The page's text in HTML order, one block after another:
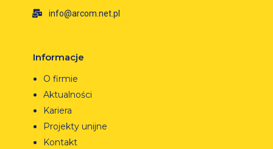
info@arcom.net.pl
Informacje
O firmie
Aktualności
Kariera
Projekty unijne
Kontakt